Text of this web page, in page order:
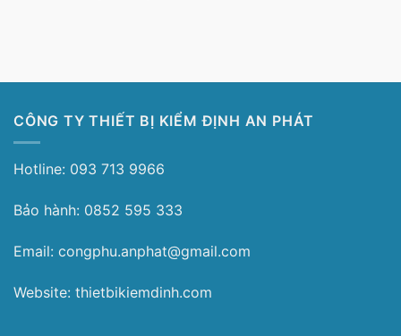
CÔNG TY THIẾT BỊ KIỂM ĐỊNH AN PHÁT
Hotline: 093 713 9966
Bảo hành: 0852 595 333
Email: congphu.anphat@gmail.com
Website: thietbikiemdinh.com